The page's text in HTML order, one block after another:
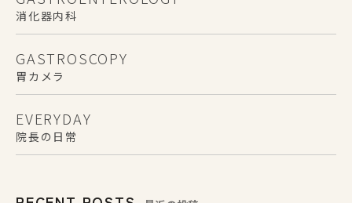
消化器内科
GASTROSCOPY
胃カメラ
EVERYDAY
院長の日常